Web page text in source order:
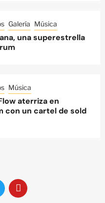
Galería Música
una superestrella
Música
aterriza en
con un cartel de sold